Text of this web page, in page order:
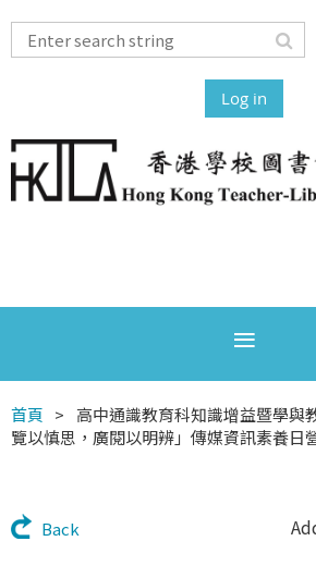
Log in
首頁
高中通識教育科知識增益暨學與
覽以慎思，廣閱以明辨」傳媒資訊素養日
Back